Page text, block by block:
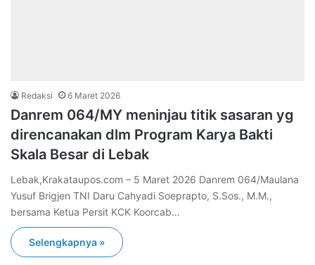
Redaksi 6 Maret 2026
Danrem 064/MY meninjau titik sasaran yg
direncanakan dlm Program Karya Bakti
Skala Besar di Lebak
Lebak,Krakataupos.com – 5 Maret 2026 Danrem 064/Maulana
Yusuf Brigjen TNI Daru Cahyadi Soeprapto, S.Sos., M.M.,
bersama Ketua Persit KCK Koorcab…
Selengkapnya »